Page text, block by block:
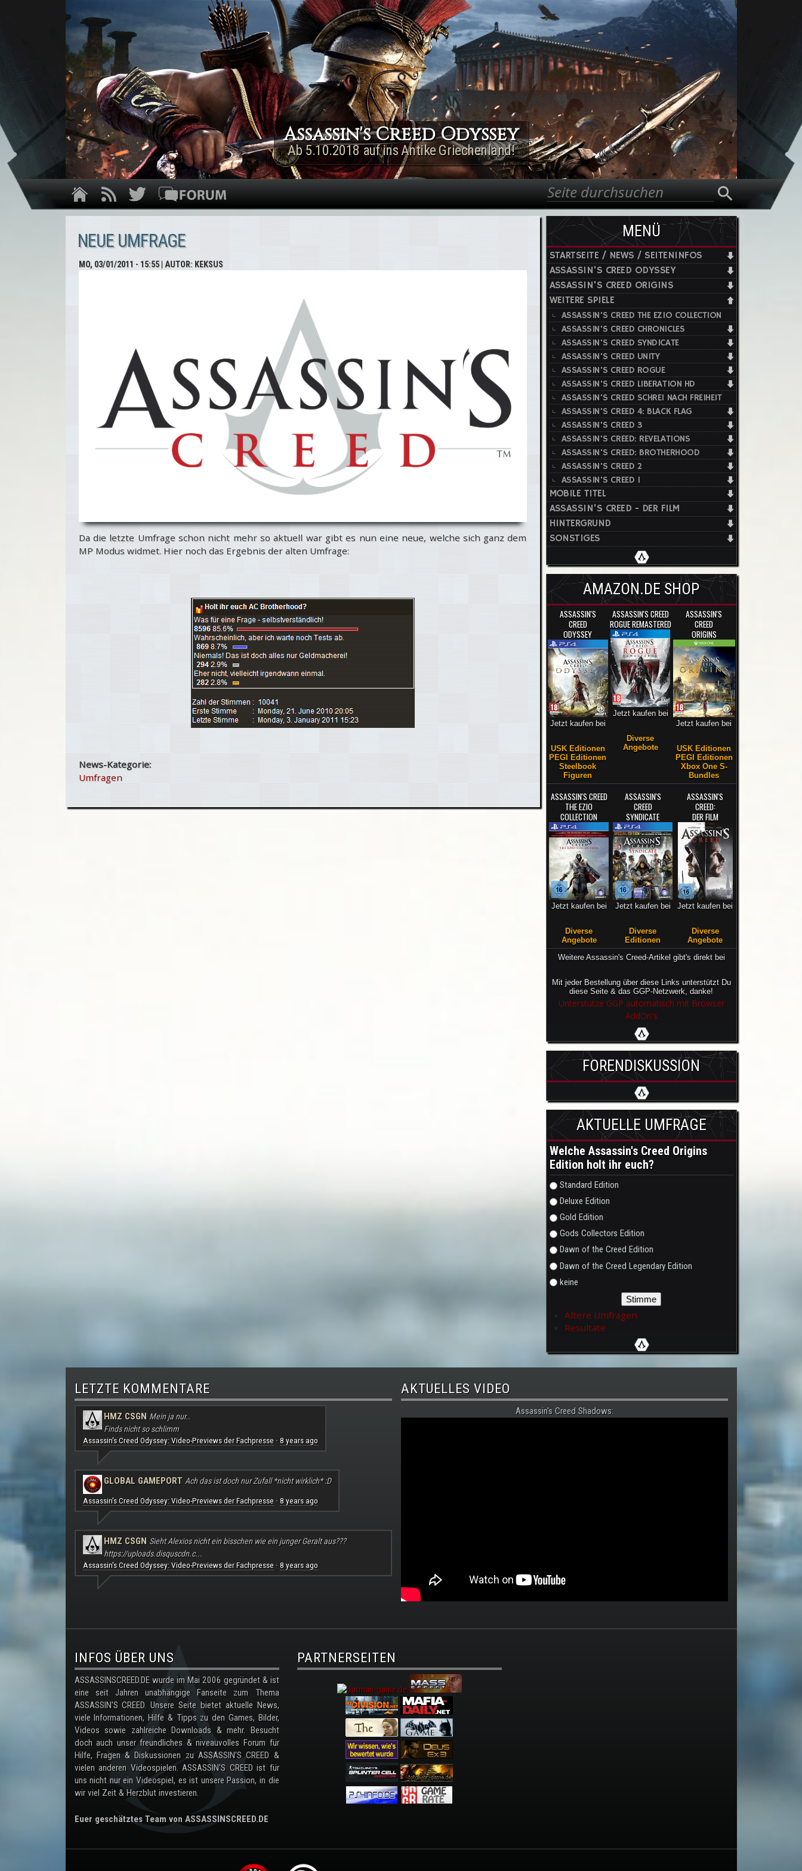
Direkt zum Inhalt
Assassin's Creed Odyssey
Ab 5.10.2018 auf ins Antike Griechenland!
Suchformular
Suche
NEUE UMFRAGE
MO, 03/01/2011 - 15:55| AUTOR: KEKSUS
Da die letzte Umfrage schon nicht mehr so aktuell war gibt es nun eine neue, welche sich ganz dem
MP Modus widmet. Hier noch das Ergebnis der alten Umfrage:
News-Kategorie:
Umfragen
MENÜ
STARTSEITE / NEWS / SEITENINFOS
ASSASSIN'S CREED ODYSSEY
ASSASSIN'S CREED ORIGINS
WEITERE SPIELE
ASSASSIN'S CREED THE EZIO COLLECTION
ASSASSIN'S CREED CHRONICLES
ASSASSIN'S CREED SYNDICATE
ASSASSIN'S CREED UNITY
ASSASSIN'S CREED ROGUE
ASSASSIN'S CREED LIBERATION HD
ASSASSIN'S CREED SCHREI NACH FREIHEIT
ASSASSIN'S CREED 4: BLACK FLAG
ASSASSIN'S CREED 3
ASSASSIN'S CREED: REVELATIONS
ASSASSIN'S CREED: BROTHERHOOD
ASSASSIN'S CREED 2
ASSASSIN'S CREED 1
MOBILE TITEL
ASSASSIN'S CREED - DER FILM
HINTERGRUND
SONSTIGES
AMAZON.DE SHOP
ASSASSIN'S
CREED
ODYSSEY
Jetzt kaufen bei
USK Editionen
PEGI Editionen
Steelbook
Figuren
ASSASSIN'S CREED
ROGUE REMASTERED
Jetzt kaufen bei
Diverse
Angebote
ASSASSIN'S
CREED
ORIGINS
Jetzt kaufen bei
USK Editionen
PEGI Editionen
Xbox One S-
Bundles
ASSASSIN'S CREED
THE EZIO
COLLECTION
Jetzt kaufen bei
Diverse
Angebote
ASSASSIN'S
CREED
SYNDICATE
Jetzt kaufen bei
Diverse
Editionen
ASSASSIN'S
CREED:
DER FILM
Jetzt kaufen bei
Diverse
Angebote
Weitere Assassin's Creed-Artikel gibt's direkt bei
Mit jeder Bestellung über diese Links unterstützt Du
diese Seite & das GGP-Netzwerk, danke!
Unterstütze GGP automatisch mit Browser
AddOn's
FORENDISKUSSION
AKTUELLE UMFRAGE
Welche Assassin's Creed Origins
Edition holt ihr euch?
Auswahlmöglichkeiten
Standard Edition
Deluxe Edition
Gold Edition
Gods Collectors Edition
Dawn of the Creed Edition
Dawn of the Creed Legendary Edition
keine
Ältere Umfragen
Resultate
LETZTE KOMMENTARE
HMZ CSGN Mein ja nur..
Finds nicht so schlimm
Assassin's Creed Odyssey: Video-Previews der Fachpresse· 8 years ago
GLOBAL GAMEPORT Ach das ist doch nur Zufall *nicht wirklich* :D
Assassin's Creed Odyssey: Video-Previews der Fachpresse· 8 years ago
HMZ CSGN Sieht Alexios nicht ein bisschen wie ein junger Geralt aus???
https://uploads.disquscdn.c...
Assassin's Creed Odyssey: Video-Previews der Fachpresse· 8 years ago
AKTUELLES VIDEO
Assassin's Creed Shadows:
.
INFOS ÜBER UNS
ASSASSINSCREED.DE wurde im Mai 2006 gegründet & ist
eine seit Jahren unabhängige Fanseite zum Thema
ASSASSIN'S CREED. Unsere Seite bietet aktuelle News,
viele Informationen, Hilfe & Tipps zu den Games, Bilder,
Videos sowie zahlreiche Downloads & mehr. Besucht
doch auch unser freundliches & niveauvolles Forum für
Hilfe, Fragen & Diskussionen zu ASSASSIN'S CREED &
vielen anderen Videospielen. ASSASSIN'S CREED ist für
uns nicht nur ein Videospiel, es ist unsere Passion, in die
wir viel Zeit & Herzblut investieren.
Euer geschätztes Team von ASSASSINSCREED.DE
PARTNERSEITEN